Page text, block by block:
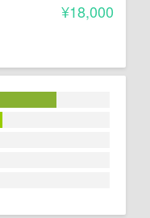
¥18,000